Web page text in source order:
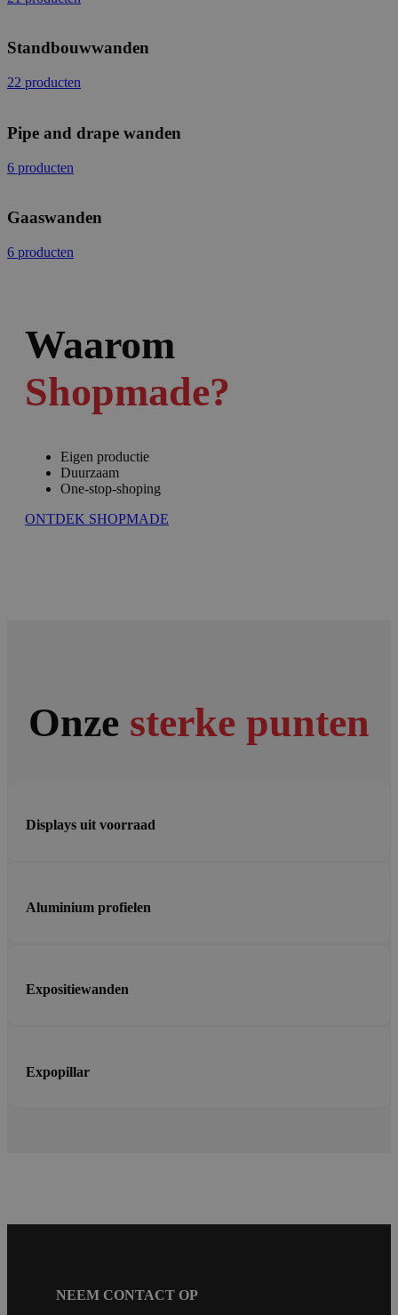
Standbouwwanden
22 producten
Pipe and drape wanden
6 producten
Gaaswanden
6 producten
Waarom
Shopmade?
Eigen productie
Duurzaam
One-stop-shoping
ONTDEK SHOPMADE
Onze sterke punten
Displays uit voorraad
Aluminium profielen
Expositiewanden
Expopillar
NEEM CONTACT OP